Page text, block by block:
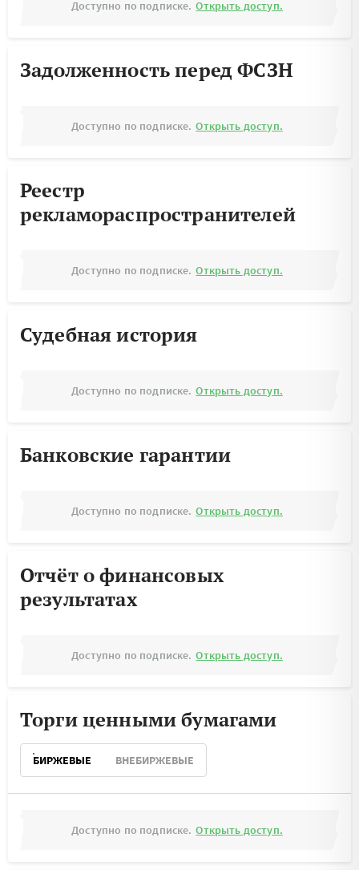
Доступно по подписке. Открыть доступ.
Задолженность перед ФСЗН
Доступно по подписке. Открыть доступ.
Реестр
рекламораспространителей
Доступно по подписке. Открыть доступ.
Судебная история
Доступно по подписке. Открыть доступ.
Банковские гарантии
Доступно по подписке. Открыть доступ.
Отчёт о финансовых
результатах
Доступно по подписке. Открыть доступ.
Торги ценными бумагами
БИРЖЕВЫЕ ВНЕБИРЖЕВЫЕ
Доступно по подписке. Открыть доступ.